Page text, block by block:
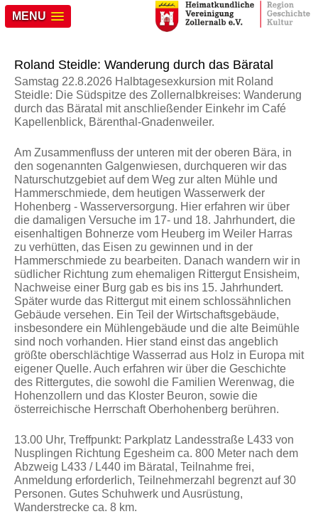
MENU
Roland Steidle: Wanderung durch das Bäratal
Samstag 22.8.2026 Halbtagesexkursion mit Roland
Steidle: Die Südspitze des Zollernalbkreises: Wanderung
durch das Bäratal mit anschließender Einkehr im Café
Kapellenblick, Bärenthal-Gnadenweiler.
Am Zusammenfluss der unteren mit der oberen Bära, in
den sogenannten Galgenwiesen, durchqueren wir das
Naturschutzgebiet auf dem Weg zur alten Mühle und
Hammerschmiede, dem heutigen Wasserwerk der
Hohenberg - Wasserversorgung. Hier erfahren wir über
die damaligen Versuche im 17- und 18. Jahrhundert, die
eisenhaltigen Bohnerze vom Heuberg im Weiler Harras
zu verhütten, das Eisen zu gewinnen und in der
Hammerschmiede zu bearbeiten. Danach wandern wir in
südlicher Richtung zum ehemaligen Rittergut Ensisheim,
Nachweise einer Burg gab es bis ins 15. Jahrhundert.
Später wurde das Rittergut mit einem schlossähnlichen
Gebäude versehen. Ein Teil der Wirtschaftsgebäude,
insbesondere ein Mühlengebäude und die alte Beimühle
sind noch vorhanden. Hier stand einst das angeblich
größte oberschlächtige Wasserrad aus Holz in Europa mit
eigener Quelle. Auch erfahren wir über die Geschichte
des Rittergutes, die sowohl die Familien Werenwag, die
Hohenzollern und das Kloster Beuron, sowie die
österreichische Herrschaft Oberhohenberg berühren.
13.00 Uhr, Treffpunkt: Parkplatz Landesstraße L433 von
Nusplingen Richtung Egesheim ca. 800 Meter nach dem
Abzweig L433 / L440 im Bäratal, Teilnahme frei,
Anmeldung erforderlich, Teilnehmerzahl begrenzt auf 30
Personen. Gutes Schuhwerk und Ausrüstung,
Wanderstrecke ca. 8 km.